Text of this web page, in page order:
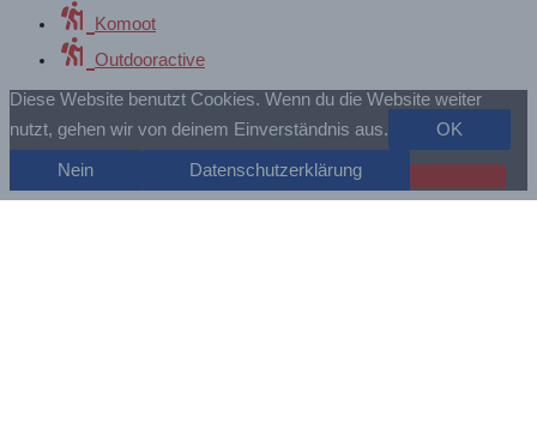
Komoot
Outdooractive
Diese Website benutzt Cookies. Wenn du die Website weiter
nutzt, gehen wir von deinem Einverständnis aus.
OK
Nein Datenschutzerklärung